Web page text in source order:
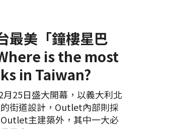
最美「鐘樓星巴
is the most
in Taiwan?
25日盛大開幕，以義大利北
街道設計，Outlet內部則採
主建築外，其中一大必